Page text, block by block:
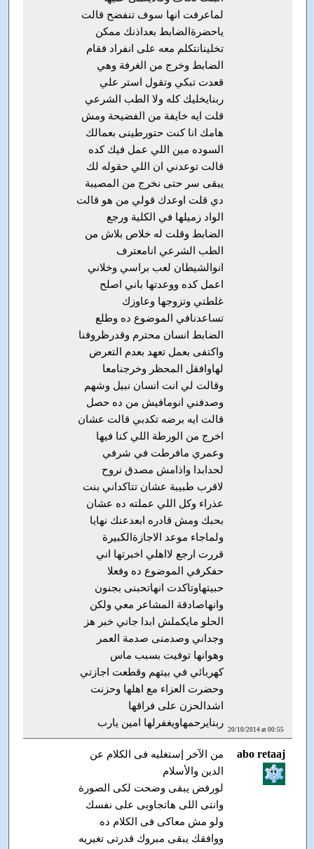
20/10/2014 at 00:55
لماعرفت انها سوف تنفضح قالت
ياحضرةالضابط بعداذنك ممكن
تخلينانتكلم معه على انفراد فقام
الضابط وخرج من الغرفة وهي
قعدت تبكي وتقول استر علي
ربنايخليك كله ولا الطب الشرعي
قلت ايه خايفة من الفضيحة ومش
هامك انا كنت حتورطينى بعمالك
السوده مين اللي عمل فيك كده
قالت توعدني ان اللي حقوله لك
يبقى سر حتى نخرج من المصيبة
دي قلت اوعدك قولي من هو قالت
الواد زميلها في الكلية ورجع
الضابط وقلت له خلاص بلاش من
الطب الشرعي انامعترف
انوالشيطان لعب براسي وخلاني
اعمل كده ووعدتها باني اصلح
غلطتي وتزوجها وعاوزك
تساعدنافي الموضوع ده وطلع
الضابط انسان محترم وقدرظروفنا
واكتفى بعمل تعهد بعدم التعرض
لهاوافقل المحظر وخرجنامعا
وقالت لي انت انسان نبيل وشهم
وصدفني انومافيش من ده حصل
قالت ايه برضه تكدبي قالت عشان
اخرج من الورطة اللي كنا فيها
وعمري مافرطت في شرفي
لحدابدا واذامش مصدق نروح
لاقرب طبيبة عشان تتاكداني بنت
عذراء وكل اللي عملته ده عشان
بحبك ومش قادره ابعدعنك نهايا
ولماجاء موعد الاجازةالكبيرة
قررت ارجع لااهلي اخبرتها اني
حفكرفي الموضوع ده وفعلا
حبيتهاوتاكدت انهاتحبنى بجنون
وانهاصادقة المشاعر معي ولكن
الحلو مايكملش ابدا جاني خبر هز
وجداني وصدمنى صدمة العمر
وهوانها توفيت بسبب ماس
كهربائي في بيتهم وقطعت اجازتي
وحضرت العزاء مع اهلها وحزنت
اشدالحزن على فراقها
ربنايرحمهاويغفرلها امين يارب
abo retaaj
من الآخر إستغليه فى الكلام عن
الدين والأسلام
لورفض يبقى وضحت لكى الصورة
وانتى اللى هاتجاوبى على نفسك
ولو مش معاكى فى الكلام ده
ووافقك يبقى مبروك قدرتى تغيريه